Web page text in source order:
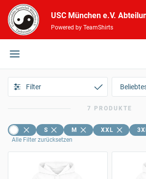
USC München e.V.
Powered by TeamShirts
Filter
7 PRODUKTE
S M XXL
Alle Filter zurücksetzen